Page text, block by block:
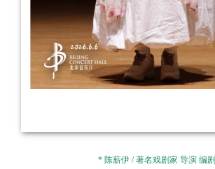
* 陈薪伊 / 著名戏剧家 导演 编剧